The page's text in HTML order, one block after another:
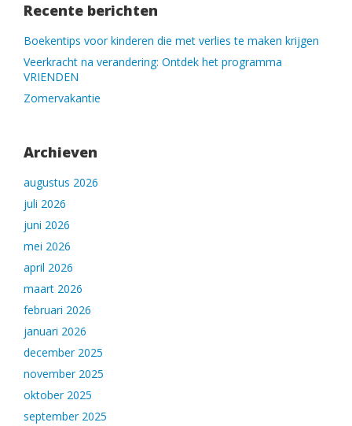
Recente berichten
Boekentips voor kinderen die met verlies te maken krijgen
Veerkracht na verandering: Ontdek het programma
VRIENDEN
Zomervakantie
Archieven
augustus 2026
juli 2026
juni 2026
mei 2026
april 2026
maart 2026
februari 2026
januari 2026
december 2025
november 2025
oktober 2025
september 2025